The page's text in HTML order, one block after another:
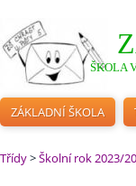
ŠKOLA
ZÁKLADNÍ ŠKOLA
Třídy>Školní rok 2023/